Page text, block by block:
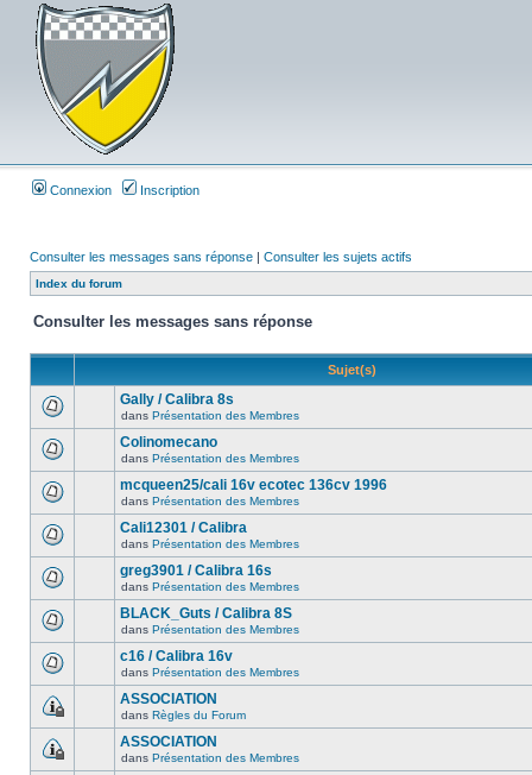
Connexion Inscription
Consulter les messages sans réponse | Consulter les sujets actifs
Index du forum
Consulter les messages sans réponse
Sujet(s)
Gally / Calibra 8s
dans Présentation des Membres
Colinomecano
dans Présentation des Membres
mcqueen25/cali 16v ecotec 136cv 1996
dans Présentation des Membres
Cali12301 / Calibra
dans Présentation des Membres
greg3901 / Calibra 16s
dans Présentation des Membres
BLACK_Guts / Calibra 8S
dans Présentation des Membres
c16 / Calibra 16v
dans Présentation des Membres
ASSOCIATION
dans Règles du Forum
ASSOCIATION
dans Présentation des Membres